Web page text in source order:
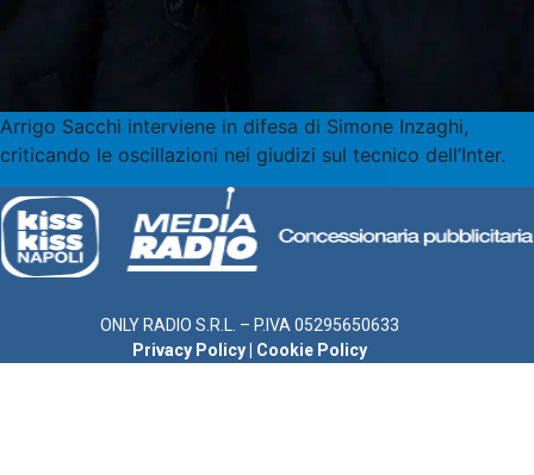
Arrigo Sacchi interviene in difesa di Simone Inzaghi,
criticando le oscillazioni nei giudizi sul tecnico dell’Inter.
ONLY RADIO S.R.L. – P.IVA 05295650633
Privacy Policy
Cookie Policy